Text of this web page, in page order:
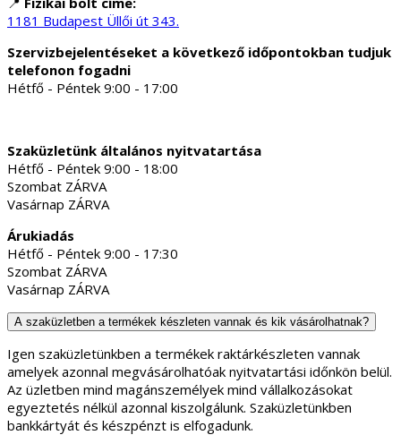
1181 Budapest Üllői út 343.
Szervizbejelentéseket a következő időpontokban tudjuk
telefonon fogadni
Hétfő - Péntek 9:00 - 17:00
Szaküzletünk általános nyitvatartása
Hétfő - Péntek 9:00 - 18:00
Szombat ZÁRVA
Vasárnap ZÁRVA
Árukiadás
Hétfő - Péntek 9:00 - 17:30
Szombat ZÁRVA
Vasárnap ZÁRVA
A szaküzletben a termékek készleten vannak és kik vásárolhatnak?
Igen szaküzletünkben a termékek raktárkészleten vannak
amelyek azonnal megvásárolhatóak nyitvatartási időnkön belül.
Az üzletben mind magánszemélyek mind vállalkozásokat
egyeztetés nélkül azonnal kiszolgálunk. Szaküzletünkben
bankkártyát és készpénzt is elfogadunk.